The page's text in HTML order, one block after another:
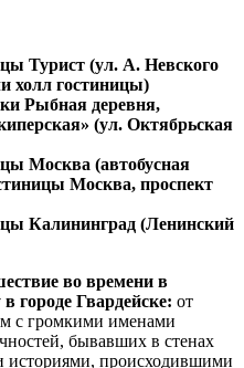
Турист (ул. А. Невского
холл гостиницы)
Рыбная деревня,
(ул. Октябрьская
Москва (автобусная
Москва, проспект
Калининград (Ленинский
во времени в
городе Гвардейске: от
с громкими именами
бывавших в стенах
историями, происходившими